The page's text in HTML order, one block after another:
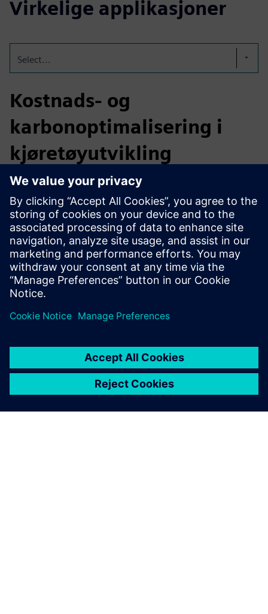
Virkelige applikasjoner
Select...
Kostnads- og
karbonoptimalisering i
kjøretøyutvikling
Balansere kostnader, ytelse og bærekraft fra de tidligste
designstadiene. Ved å integrere kostnads- og
karbonanalyse gjennom hele produktlivssyklusen får du
oversikt over hele produktets levetid, noe som muliggjør
smartere beslutninger om design, innkjøp og produksjon,
samtidig som du forbedrer marginene og reduserer
utslippene.